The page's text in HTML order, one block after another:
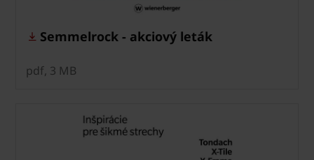
Semmelrock - akciový leták
pdf, 3 MB